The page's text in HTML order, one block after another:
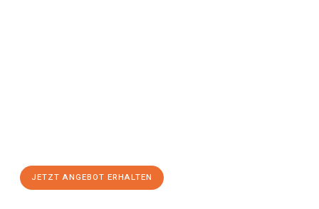
JETZT ANGEBOT ERHALTEN